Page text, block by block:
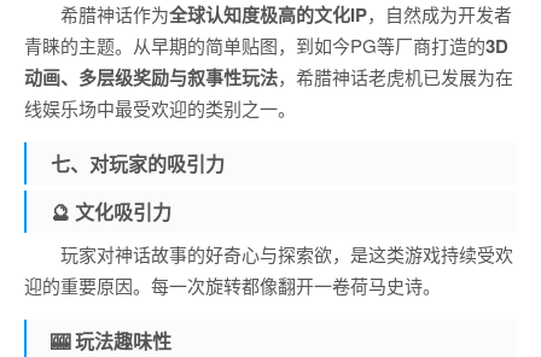
希腊神话作为全球认知度极高的文化IP，自然成为开发者
青睐的主题。从早期的简单贴图，到如今PG等厂商打造的3D
动画、多层级奖励与叙事性玩法，希腊神话老虎机已发展为在
线娱乐场中最受欢迎的类别之一。
七、对玩家的吸引力
🔮 文化吸引力
玩家对神话故事的好奇心与探索欲，是这类游戏持续受欢
迎的重要原因。每一次旋转都像翻开一卷荷马史诗。
🎰 玩法趣味性